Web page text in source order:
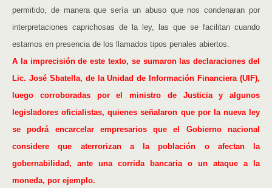
permitido, de manera que sería un abuso que nos condenaran por
interpretaciones caprichosas de la ley, las que se facilitan cuando
estamos en presencia de los llamados tipos penales abiertos.
A la imprecisión de este texto, se sumaron las declaraciones del
Lic. José Sbatella, de la Unidad de Información Financiera (UIF),
luego corroboradas por el ministro de Justicia y algunos
legisladores oficialistas, quienes señalaron que por la nueva ley
se podrá encarcelar empresarios que el Gobierno nacional
considere que aterrorizan a la población o afectan la
gobernabilidad, ante una corrida bancaria o un ataque a la
moneda, por ejemplo.